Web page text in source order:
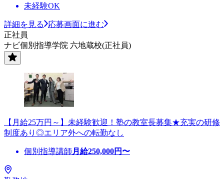
未経験OK
詳細を見る
応募画面に進む
正社員
ナビ個別指導学院 六地蔵校(正社員)
【月給25万円～】未経験歓迎！塾の教室長募集★充実の研修
制度あり◎エリア外への転勤なし
個別指導講師 月給250,000円〜